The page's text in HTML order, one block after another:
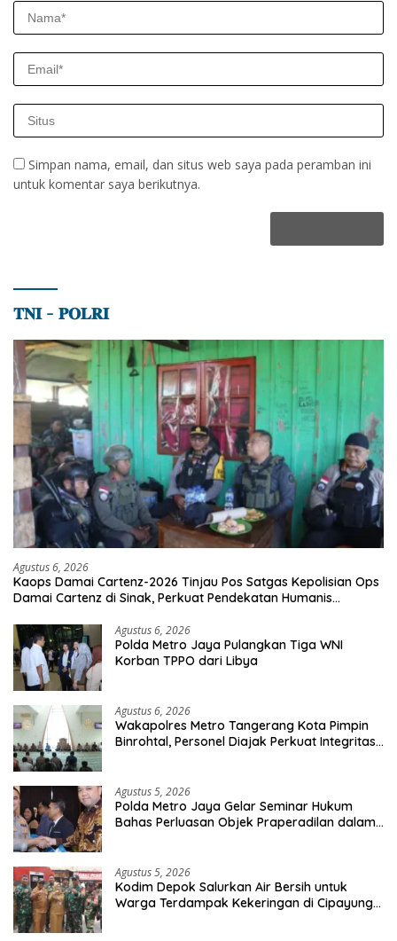
Simpan nama, email, dan situs web saya pada peramban ini
untuk komentar saya berikutnya.
𝐓𝐍𝐈 – 𝐏𝐎𝐋𝐑𝐈
Agustus 6, 2026
Kaops Damai Cartenz-2026 Tinjau Pos Satgas Kepolisian Ops
Damai Cartenz di Sinak, Perkuat Pendekatan Humanis
Agustus 6, 2026
Polda Metro Jaya Pulangkan Tiga WNI
Korban TPPO dari Libya
Agustus 6, 2026
Wakapolres Metro Tangerang Kota Pimpin
Binrohtal, Personel Diajak Perkuat Integritas
Agustus 5, 2026
Polda Metro Jaya Gelar Seminar Hukum
Bahas Perluasan Objek Praperadilan dalam
Agustus 5, 2026
Kodim Depok Salurkan Air Bersih untuk
Warga Terdampak Kekeringan di Cipayung